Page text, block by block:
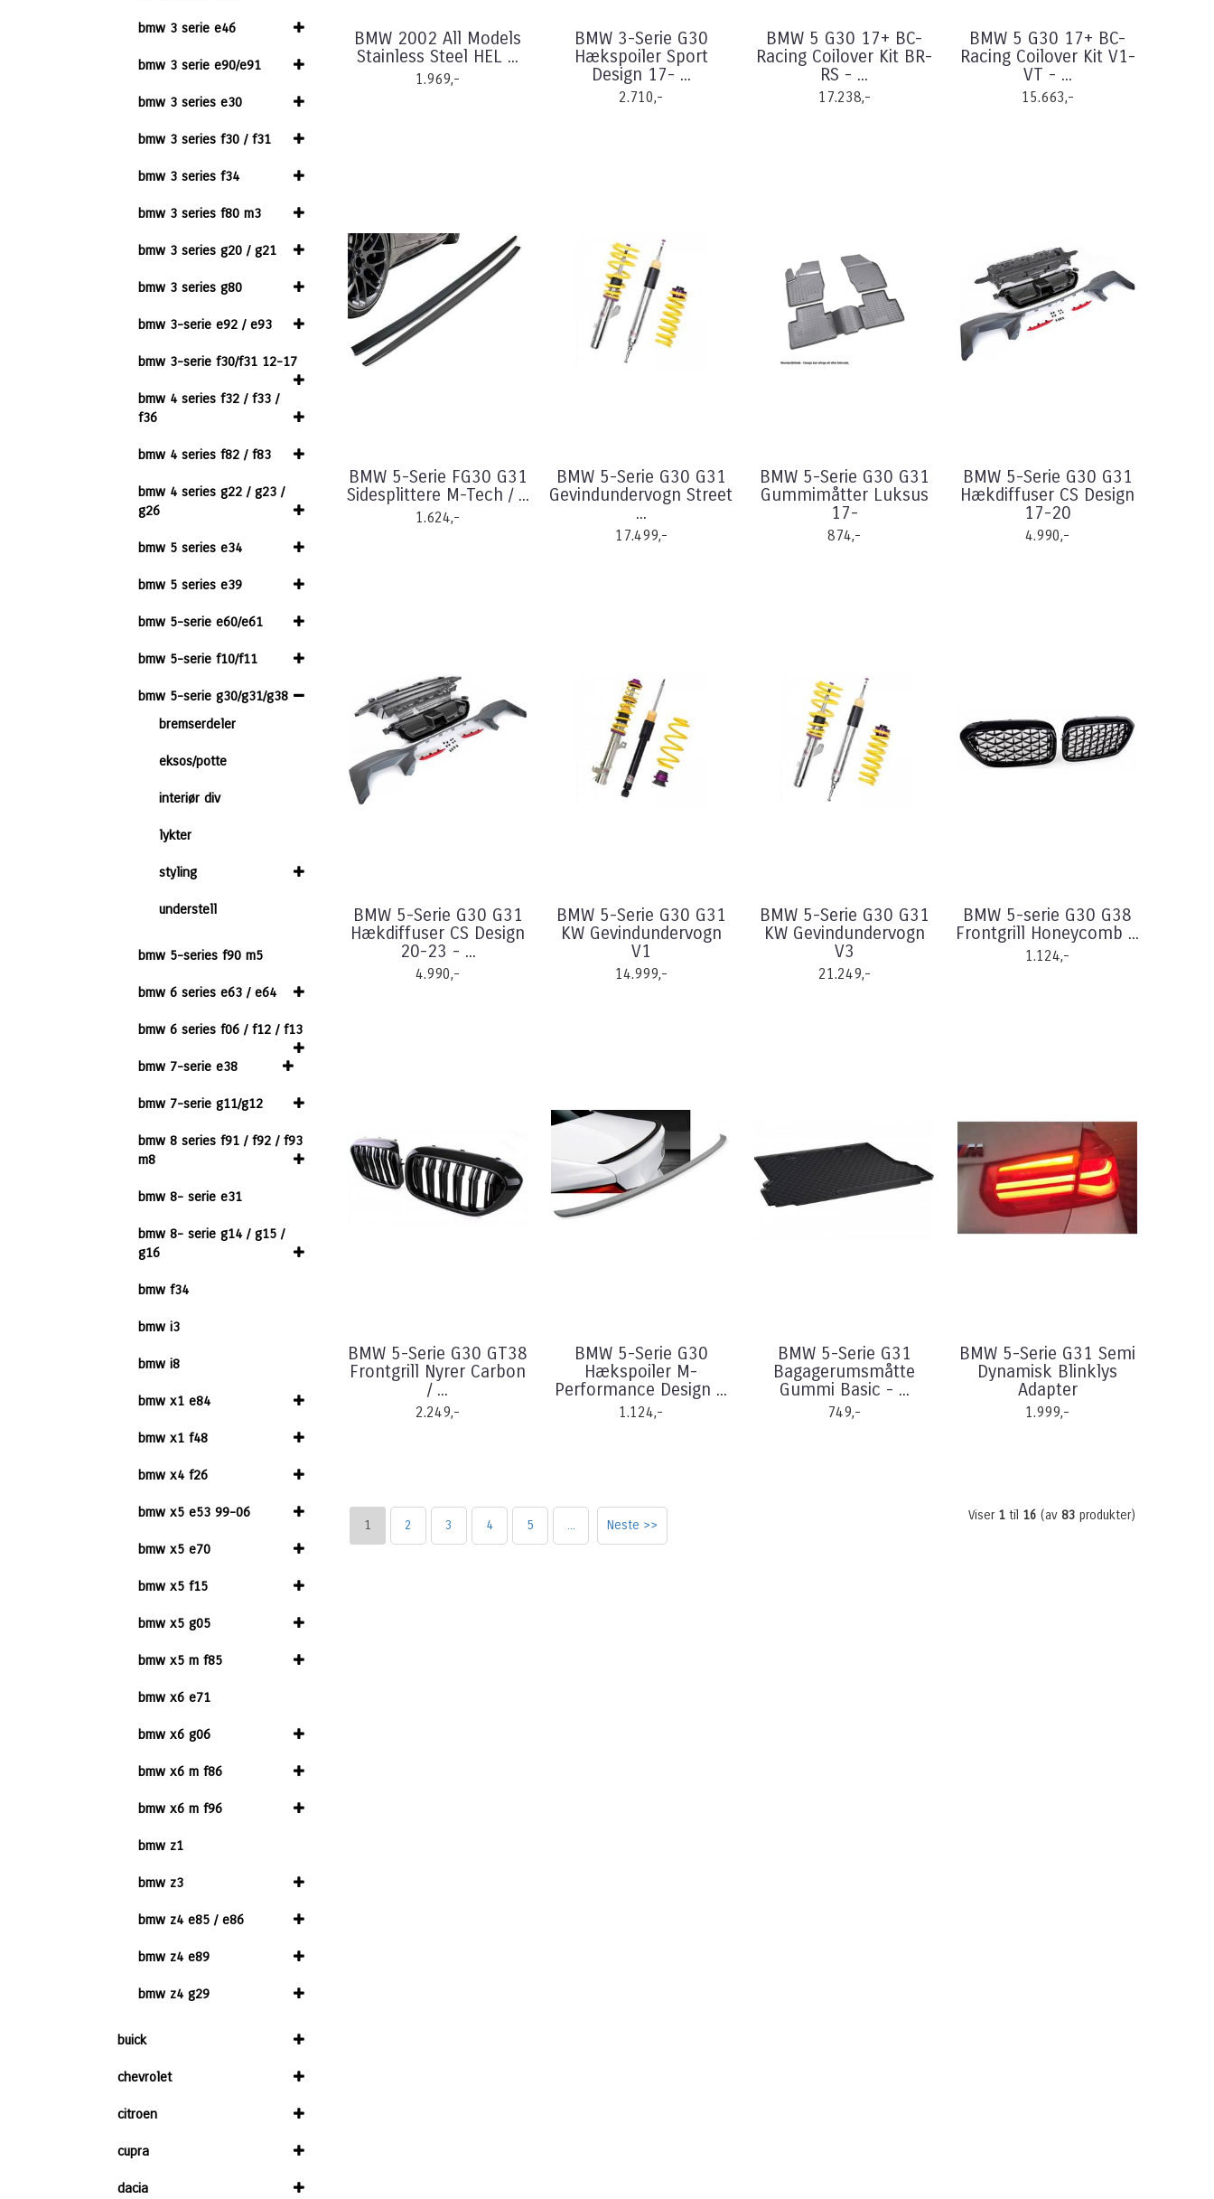
bmw 3 serie e46
bmw 3 serie e90/e91
bmw 3 series e30
bmw 3 series f30 / f31
bmw 3 series f34
bmw 3 series f80 m3
bmw 3 series g20 / g21
bmw 3 series g80
bmw 3-serie e92 / e93
bmw 3-serie f30/f31 12-17
bmw 4 series f32 / f33 /
f36
bmw 4 series f82 / f83
bmw 4 series g22 / g23 /
g26
bmw 5 series e34
bmw 5 series e39
bmw 5-serie e60/e61
bmw 5-serie f10/f11
bmw 5-serie g30/g31/g38
bremserdeler
eksos/potte
interiør div
lykter
styling
understell
bmw 5-series f90 m5
bmw 6 series e63 / e64
bmw 6 series f06 / f12 / f13
bmw 7-serie e38
bmw 7-serie g11/g12
bmw 8 series f91 / f92 / f93
m8
bmw 8- serie e31
bmw 8- serie g14 / g15 /
g16
bmw f34
bmw i3
bmw i8
bmw x1 e84
bmw x1 f48
bmw x4 f26
bmw x5 e53 99-06
bmw x5 e70
bmw x5 f15
bmw x5 g05
bmw x5 m f85
bmw x6 e71
bmw x6 g06
bmw x6 m f86
bmw x6 m f96
bmw z1
bmw z3
bmw z4 e85 / e86
bmw z4 e89
bmw z4 g29
buick
chevrolet
citroen
cupra
dacia
BMW 2002 All Models
Stainless Steel HEL ...
1.969,-
BMW 3-Serie G30
Hækspoiler Sport
Design 17- ...
2.710,-
BMW 5 G30 17+ BC-
Racing Coilover Kit BR-
RS - ...
17.238,-
BMW 5 G30 17+ BC-
Racing Coilover Kit V1-
VT - ...
15.663,-
BMW 5-Serie FG30 G31
Sidesplittere M-Tech / ...
1.624,-
BMW 5-Serie G30 G31
Gevindundervogn Street
...
17.499,-
BMW 5-Serie G30 G31
Gummimåtter Luksus
17-
874,-
BMW 5-Serie G30 G31
Hækdiffuser CS Design
17-20
4.990,-
BMW 5-Serie G30 G31
Hækdiffuser CS Design
20-23 - ...
4.990,-
BMW 5-Serie G30 G31
KW Gevindundervogn
V1
14.999,-
BMW 5-Serie G30 G31
KW Gevindundervogn
V3
21.249,-
BMW 5-serie G30 G38
Frontgrill Honeycomb ...
1.124,-
BMW 5-Serie G30 GT38
Frontgrill Nyrer Carbon
/ ...
2.249,-
BMW 5-Serie G30
Hækspoiler M-
Performance Design ...
1.124,-
BMW 5-Serie G31
Bagagerumsmåtte
Gummi Basic - ...
749,-
BMW 5-Serie G31 Semi
Dynamisk Blinklys
Adapter
1.999,-
1 2 3 4 5 ... Neste >>
Viser 1 til 16 (av 83 produkter)